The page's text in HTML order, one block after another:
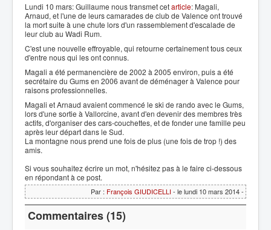
Lundi 10 mars: Guillaume nous transmet cetarticle: Magali,
Arnaud, et l'une de leurs camarades de club de Valence ont trouvé
la mort suite à une chute lors d'un rassemblement d'escalade de
leur club au Wadi Rum.
C'est une nouvelle effroyable, qui retourne certainement tous ceux
d'entre nous qui les ont connus.
Magali a été permanencière de 2002 à 2005 environ, puis a été
secrétaire du Gums en 2006 avant de déménager à Valence pour
raisons professionnelles.
Magali et Arnaud avaient commencé le ski de rando avec le Gums,
lors d'une sortie à Vallorcine, avant d'en devenir des membres très
actifs, d'organiser des cars-couchettes, et de fonder une famille peu
après leur départ dans le Sud.
La montagne nous prend une fois de plus (une fois de trop !) des
amis.
Si vous souhaitez écrire un mot, n'hésitez pas à le faire ci-dessous
en répondant à ce post.
Par : François GIUDICELLI- le lundi 10 mars 2014 -
Commentaires (15)